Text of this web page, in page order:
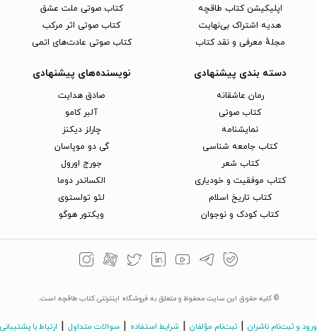
اپلیکیشن کتاب طاقچه
هدیه اشتراک بی‌نهایت
مجلهٔ معرفی و نقد کتاب
کتاب صوتی ملت عشق
کتاب صوتی اثر مرکب
کتاب صوتی عادت‌های اتمی
دسته بندی پیشنهادی
رمان عاشقانه
کتاب‌ صوتی
نمایشنامه
کتاب جامعه شناسی
کتاب شعر
کتاب موفقیت و خودیاری
کتاب تاریخ اسلام
کتاب کودک و نوجوان
نویسنده‌های پیشنهادی
صادق هدایت
آلبر کامو
چارلز دیکنز
گی دو موپاسان
جورج اورول
الکساندر دوما
لئو تولستوی
ویکتور هوگو
© کلیه حقوق این سایت محفوظ و متعلق به فروشگاه اینترنتی کتاب طاقچه است.
ورود و ثبت‌نام ناشران | ثبت‌نام مؤلفان | شرایط استفاده | سوالات متداول | ارتباط با پشتیبانی